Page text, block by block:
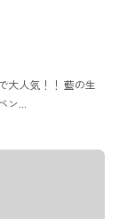
大人気！！ 藍の生
...